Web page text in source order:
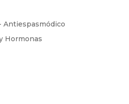
Antiespasmódico
Hormonas